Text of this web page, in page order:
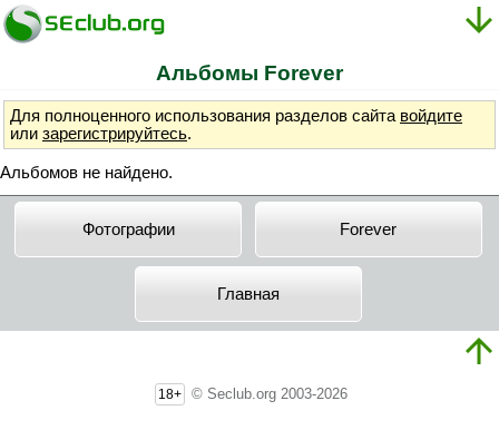
Альбомы Forever
Для полноценного использования разделов сайта войдите
или зарегистрируйтесь.
Альбомов не найдено.
Фотографии Forever
Главная
18+ © Seclub.org 2003-2026